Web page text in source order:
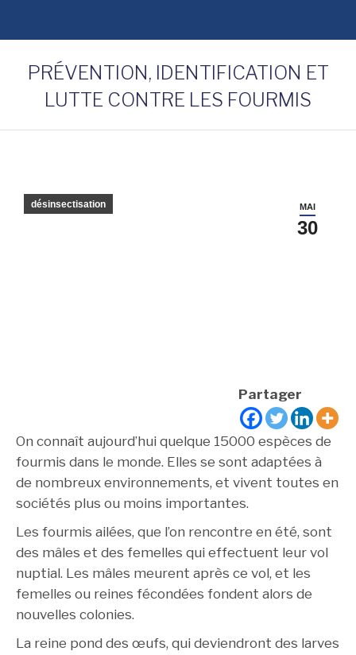
PRÉVENTION, IDENTIFICATION ET
LUTTE CONTRE LES FOURMIS
MAI
30
désinsectisation
Partager
On connaît aujourd’hui quelque 15000 espèces de
fourmis dans le monde. Elles se sont adaptées à
de nombreux environnements, et vivent toutes en
sociétés plus ou moins importantes.
Les fourmis ailées, que l’on rencontre en été, sont
des mâles et des femelles qui effectuent leur vol
nuptial. Les mâles meurent après ce vol, et les
femelles ou reines fécondées fondent alors de
nouvelles colonies.
La reine pond des œufs, qui deviendront des larves